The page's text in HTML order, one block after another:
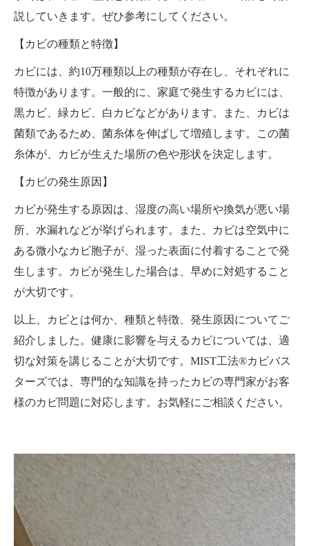
説していきます。ぜひ参考にしてください。
【カビの種類と特徴】
カビには、約10万種類以上の種類が存在し、それぞれに
特徴があります。一般的に、家庭で発生するカビには、
黒カビ、緑カビ、白カビなどがあります。また、カビは
菌類であるため、菌糸体を伸ばして増殖します。この菌
糸体が、カビが生えた場所の色や形状を決定します。
【カビの発生原因】
カビが発生する原因は、湿度の高い場所や換気が悪い場
所、水漏れなどが挙げられます。また、カビは空気中に
ある微小なカビ胞子が、湿った表面に付着することで発
生します。カビが発生した場合は、早めに対処すること
が大切です。
以上、カビとは何か、種類と特徴、発生原因についてご
紹介しました。健康に影響を与えるカビについては、適
切な対策を講じることが大切です。MIST工法®カビバス
ターズでは、専門的な知識を持ったカビの専門家がお客
様のカビ問題に対応します。お気軽にご相談ください。